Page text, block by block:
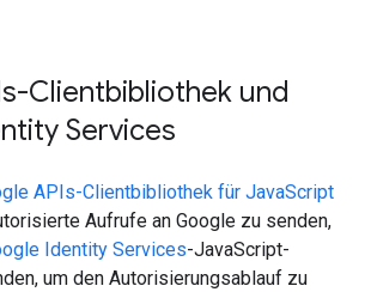
Clientbibliothek und
Services
APIs-Clientbibliothek für JavaScript
Aufrufe an Google zu senden,
Identity Services-JavaScript-
um den Autorisierungsablauf zu